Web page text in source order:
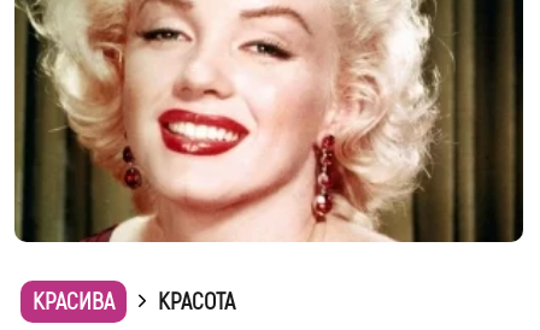
КРАСИВА
КРАСОТА